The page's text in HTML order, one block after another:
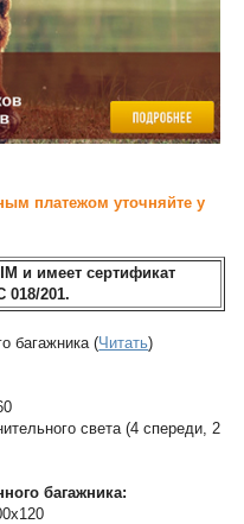
платежом уточняйте у
и имеет сертификат
018/201.
багажника (Читать)
света (4 спереди, 2
багажника: